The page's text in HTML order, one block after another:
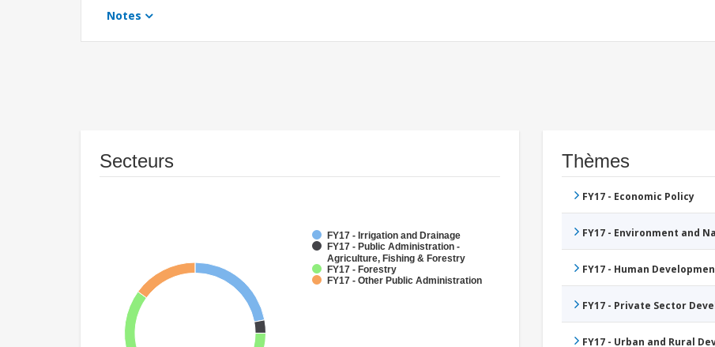
Notes
Secteurs
FY17 - Irrigation and Drainage
FY17 - Public Administration -
Agriculture, Fishing & Forestry
FY17 - Forestry
FY17 - Other Public Administration
Thèmes
FY17 - Economic Policy
FY17 - Environment and
FY17 - Human
FY17 - Private Sector
FY17 - Urban and Rural